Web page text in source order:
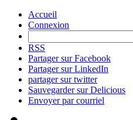
Accueil
Connexion
RSS
Partager sur Facebook
Partager sur LinkedIn
partager sur twitter
Sauvegarder sur Delicious
Envoyer par courriel